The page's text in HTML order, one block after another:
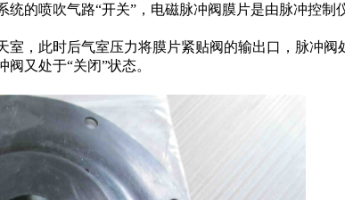
喷吹气路“开关”，电磁脉冲阀膜片是由脉冲控制
此时后气室压力将膜片紧贴阀的输出口，脉冲阀
又处于“关闭”状态。